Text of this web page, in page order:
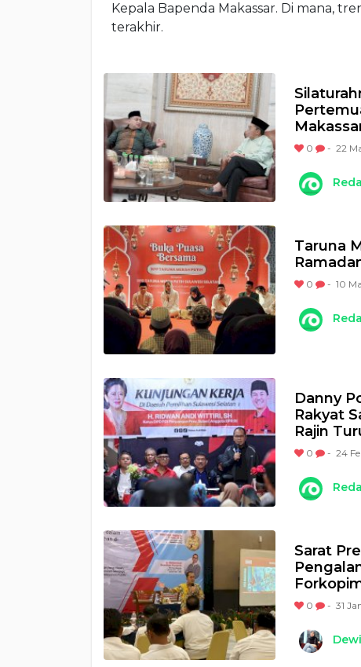
Kepala Bapenda Makassar. Di mana,
terakhir.
0 - 22
Taruna
0 - 10
Danny
Rakyat
Rajin
0 - 24
Sarat
0 - 31